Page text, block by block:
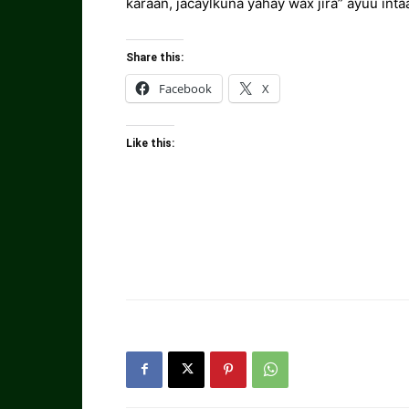
Share this:
Facebook X
Like this: